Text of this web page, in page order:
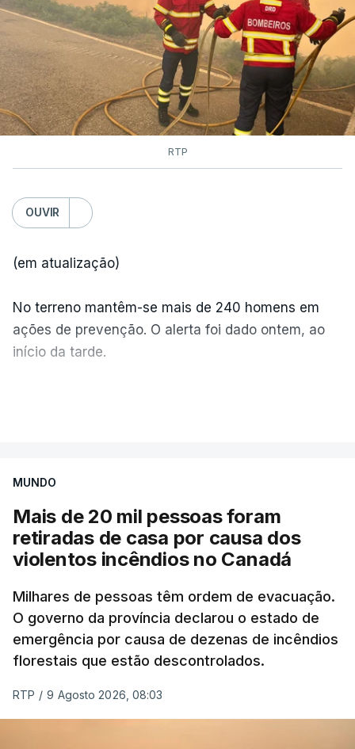
RTP
OUVIR
(em atualização)
No terreno mantêm-se mais de 240 homens em
ações de prevenção. O alerta foi dado ontem, ao
início da tarde.
MUNDO
Mais de 20 mil pessoas foram
retiradas de casa por causa dos
violentos incêndios no Canadá
Milhares de pessoas têm ordem de evacuação.
O governo da província declarou o estado de
emergência por causa de dezenas de incêndios
florestais que estão descontrolados.
RTP / 9 Agosto 2026, 08:03